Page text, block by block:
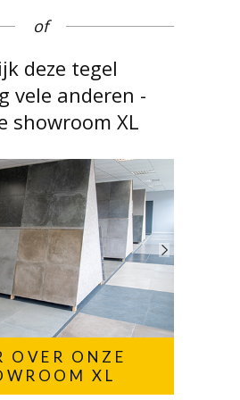
of
deze tegel
vele anderen -
showroom XL
OVER ONZE
XL